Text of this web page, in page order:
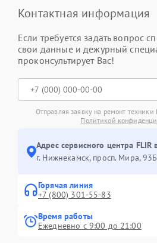
Контактная информация
Если требуется задать вопрос
свои данные и дежурный
проконсультирует Вас!
Отправляя заявку на ремонт техники
Политикой
Адрес сервисного центра
г. Нижнекамск, просп. Мира, 93Б
Горячая линия
+7 (800) 301-55-83
Время работы
Ежедневно с 9:00 до 21:00